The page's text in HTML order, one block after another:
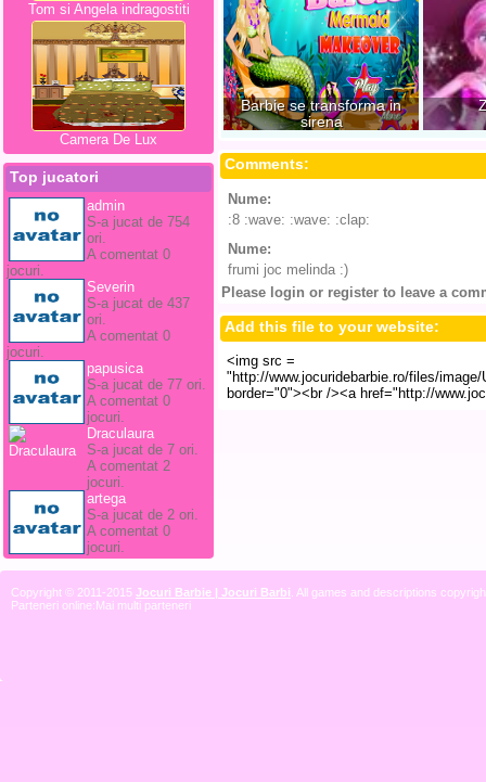
Tom si Angela indragostiti
Camera De Lux
Top jucatori
admin
S-a jucat de 754
ori.
A comentat 0
jocuri.
Severin
S-a jucat de 437
ori.
A comentat 0
jocuri.
papusica
S-a jucat de 77 ori.
A comentat 0
jocuri.
Draculaura
S-a jucat de 7 ori.
A comentat 2
jocuri.
artega
S-a jucat de 2 ori.
A comentat 0
jocuri.
Barbie se transforma in
sirena
Comments:
Nume:
:8 :wave: :wave: :clap:
Nume:
frumi joc melinda :)
Please login or register to leave a
Add this file to your website:
Copyright © 2011-2015 Jocuri Barbie | Jocuri Barbi . All games and descriptions
Parteneri online:Mai multi parteneri